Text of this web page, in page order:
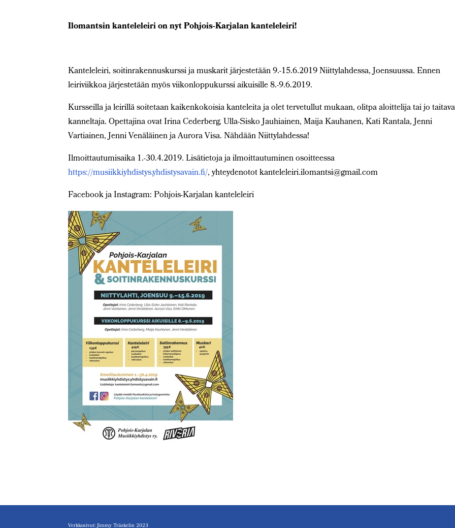
Ilomantsin kanteleleiri on nyt Pohjois-Karjalan kanteleleiri!
Kanteleleiri, soitinrakennuskurssi ja muskarit järjestetään 9.-15.6.2019 Niittylahdessa, Joensuussa. Ennen
leiriviikkoa järjestetään myös viikonloppukurssi aikuisille 8.-9.6.2019.
Kursseilla ja leirillä soitetaan kaikenkokoisia kanteleita ja olet tervetullut mukaan, olitpa aloittelija tai jo
kanneltaja. Opettajina ovat Irina Cederberg, Ulla-Sisko Jauhiainen, Maija Kauhanen, Kati Rantala, Jenni
Vartiainen, Jenni Venäläinen ja Aurora Visa. Nähdään Niittylahdessa!
Ilmoittautumisaika 1.-30.4.2019. Lisätietoja ja ilmoittautuminen osoitteessa
https://musiikkiyhdistys.yhdistysavain.fi/, yhteydenotot kanteleleiri.ilomantsi@gmail.com
Facebook ja Instagram: Pohjois-Karjalan kanteleleiri
Verkkosivut: Jimmy Träskelin 2023